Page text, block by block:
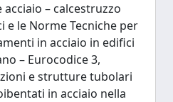
– calcestruzzo
e le Norme Tecniche per
in acciaio in edifici
– Eurocodice 3,
e strutture tubolari
in acciaio nella